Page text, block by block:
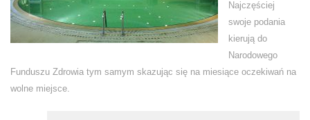
Najczęściej
swoje podania
kierują do
Narodowego
Funduszu Zdrowia tym samym skazując się na miesiące oczekiwań na
wolne miejsce.